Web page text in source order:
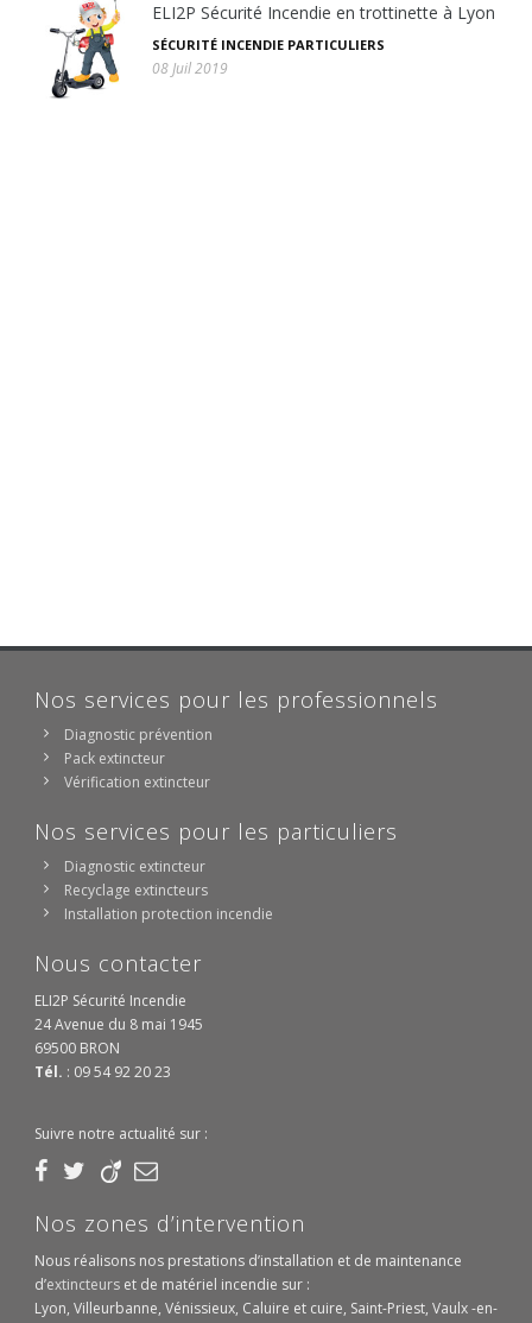
ELI2P Sécurité Incendie en trottinette à Lyon
SÉCURITÉ INCENDIE PARTICULIERS
08 Juil 2019
Nos services pour les professionnels
Diagnostic prévention
Pack extincteur
Vérification extincteur
Nos services pour les particuliers
Diagnostic extincteur
Recyclage extincteurs
Installation protection incendie
Nous contacter
ELI2P Sécurité Incendie
24 Avenue du 8 mai 1945
69500 BRON
Tél. : 09 54 92 20 23
Suivre notre actualité sur :
Nos zones d’intervention
Nous réalisons nos prestations d’installation et de maintenance
d’extincteurs et de matériel incendie sur :
Lyon, Villeurbanne, Vénissieux, Caluire et cuire, Saint-Priest, Vaulx -en-